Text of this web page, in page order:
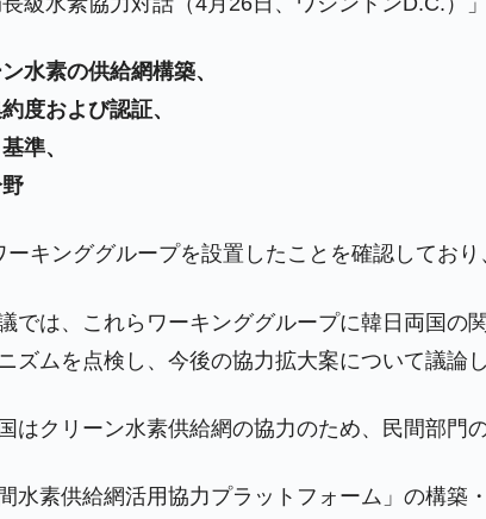
水素の供給網構築、
度および認証、
準、
ーキンググループを設置したことを確認しており
では、これらワーキンググループに韓日両国の
ズムを点検し、今後の協力拡大案について議論し
はクリーン水素供給網の協力のため、民間部門
水素供給網活用協力プラットフォーム」の構築・